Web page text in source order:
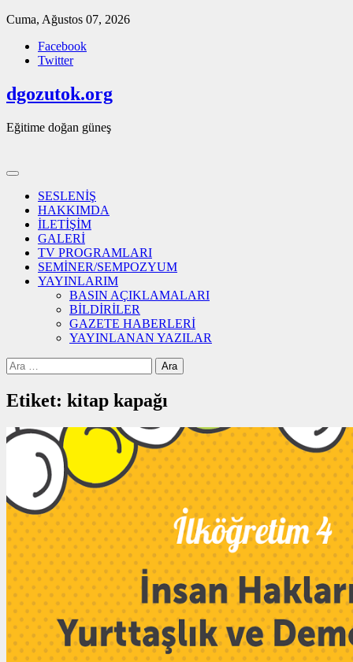
Skip
content
Cuma, Ağustos 07, 2026
Facebook
Twitter
dgozutok.org
Eğitime doğan güneş
SESLENİŞ
HAKKIMDA
İLETİŞİM
GALERİ
TV PROGRAMLARI
SEMİNER/SEMPOZYUM
YAYINLARIM
BASIN AÇIKLAMALARI
BİLDİRİLER
GAZETE HABERLERİ
YAYINLANAN YAZILAR
Arama:
Etiket: kitap kapağı